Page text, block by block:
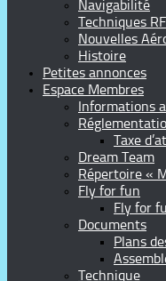
Navigabilité
Techniques RF
Nouvelles
Histoire
Petites annonces
Espace Membres
Informations
Taxe
Dream Team
Répertoire «
Fly for fun
Fly for
Documents
Plans
Technique